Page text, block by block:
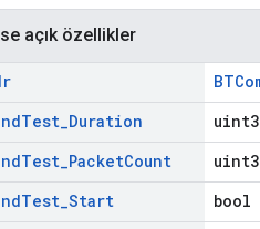
açık özellikler
Test_Duration
Test_PacketCount
Test_Start
bool